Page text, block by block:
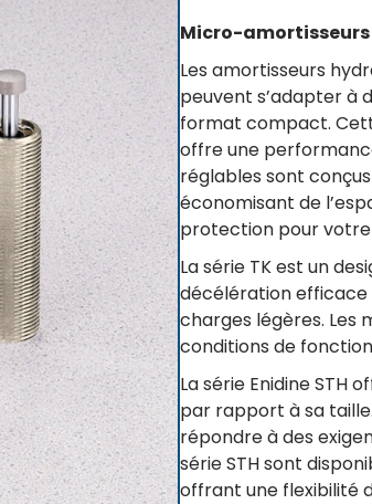
Micro-
Les amortisseurs
peuvent s’adapter à
format compact.
offre une
réglables sont
économisant de
protection pour
La série TK est un
décélération efficace
charges légères. Les
conditions de
La série Enidine STH
par rapport à sa
répondre à des
série STH sont
offrant une flexibilité